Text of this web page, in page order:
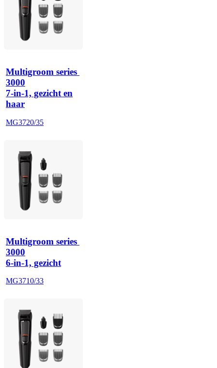
Multigroom series
3000
7-in-1, gezicht en
haar
MG3720/35
Multigroom series
3000
6-in-1, gezicht
MG3710/33